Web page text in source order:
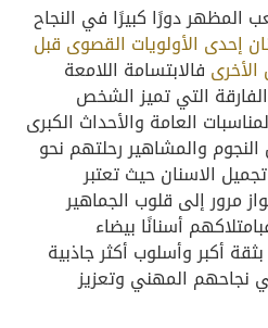
المظهر دورًا كبيرًا في النجاح
إحدى الأولويات القصوى قبل
فالابتسامة اللامعة
التي تميز الشخص
العامة والأحداث الكبرى
والمشاهير رحلتهم نحو
الاسنان حيث تعتبر
مرور إلى قلوب الجماهير
أسنانًا بيضاء
أكبر وأسلوب أكثر جاذبية
المهني وتعزيز